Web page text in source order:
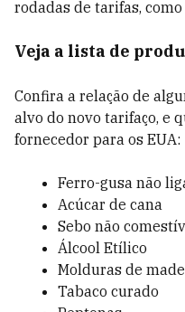
rodadas de tarifas,
Veja a lista de
Confira a relação de
alvo do novo tarifaço, e
fornecedor para os EUA:
Ferro-gusa não
Acúcar de cana
Sebo não
Álcool Etílico
Molduras de
Tabaco curado